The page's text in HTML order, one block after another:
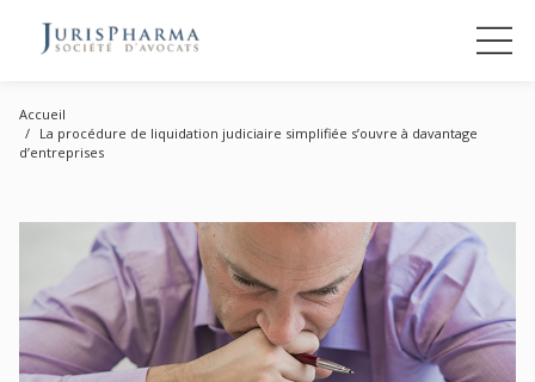
Accueil
La procédure de liquidation judiciaire simplifiée s’ouvre à davantage
d’entreprises